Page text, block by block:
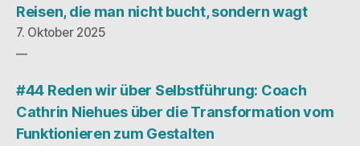
Reisen, die man nicht bucht, sondern wagt
7. Oktober 2025
#44 Reden wir über Selbstführung: Coach
Cathrin Niehues über die Transformation vom
Funktionieren zum Gestalten